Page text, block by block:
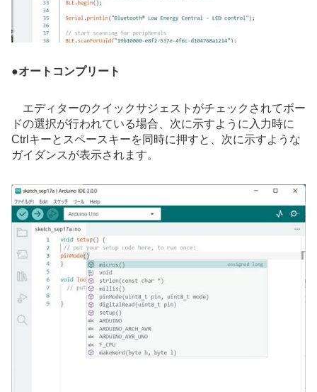
●オートコンプリート
エディターのクイックサジェストがチェックされてボー
ドの選択が行われている場合、次に示すように入力時に
Ctrlキーとスペースキーを同時に押すと、次に示すような
ガイダンスが表示されます。